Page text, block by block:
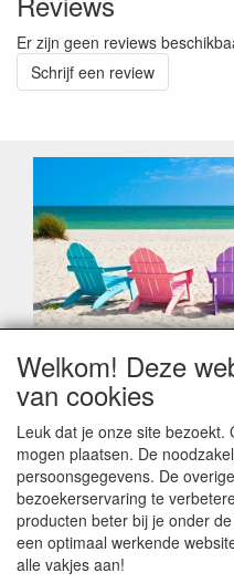
Er zijn geen reviews
Schrijf een review
Geachte klant,
Zoals elk jaar zorgt de
leveringsproblemen.
Sommige fabrikanten
vakantiebezetting.
Bestellingen die vanaf +/-
hierdoor vertraging
betalingsmodaliteiten zijn
worden. Indien deze nog
Welkom! Deze
van cookies
Leuk dat je onze site bezoekt.
mogen plaatsen. De
persoonsgegevens. De
bezoekerservaring te
producten beter bij je onder
een optimaal werkende
alle vakjes aan!